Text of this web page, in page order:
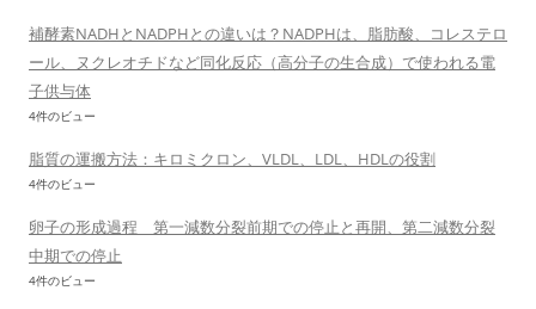
補酵素NADHとNADPHとの違いは？NADPHは、脂肪酸、コレステロ
ール、ヌクレオチドなど同化反応（高分子の生合成）で使われる電
子供与体
4件のビュー
脂質の運搬方法：キロミクロン、VLDL、LDL、HDLの役割
4件のビュー
卵子の形成過程 第一減数分裂前期での停止と再開、第二減数分裂
中期での停止
4件のビュー